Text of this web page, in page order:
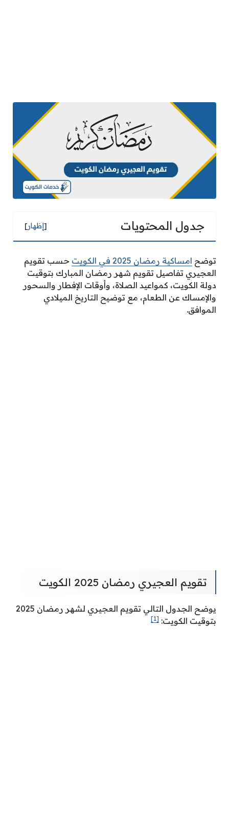
جدول المحتويات [إظهار]
توضح امساكية رمضان 2025 في الكويت
حسب تقويم
العجيري تفاصيل تقويم شهر رمضان المبارك بتوقيت
دولة الكويت، كمواعيد الصلاة، وأوقات الإفطار والسحور
والإمساك عن الطعام، مع توضيح التاريخ الميلادي
الموافق.
تقويم العجيري رمضان 2025 الكويت
يوضح الجدول التالي تقويم العجيري لشهر رمضان 2025
بتوقيت الكويت: [1]